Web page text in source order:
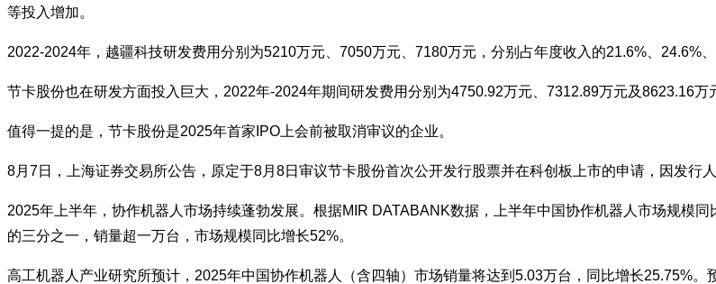
等投入增加。
2022-2024年，越疆科技研发费用分别为5210万元、7050万元、7180万元，分别占年度收入的21.6%、24.6%、
节卡股份也在研发方面投入巨大，2022年-2024年期间研发费用分别为4750.92万元、7312.89万元及8623.16万
值得一提的是，节卡股份是2025年首家IPO上会前被取消审议的企业。
8月7日，上海证券交易所公告，原定于8月8日审议节卡股份首次公开发行股票并在科创板上市的申请，因发行
2025年上半年，协作机器人市场持续蓬勃发展。根据MIR DATABANK数据，上半年中国协作机器人市场规模
的三分之一，销量超一万台，市场规模同比增长52%。
高工机器人产业研究所预计，2025年中国协作机器人（含四轴）市场销量将达到5.03万台，同比增长25.75%